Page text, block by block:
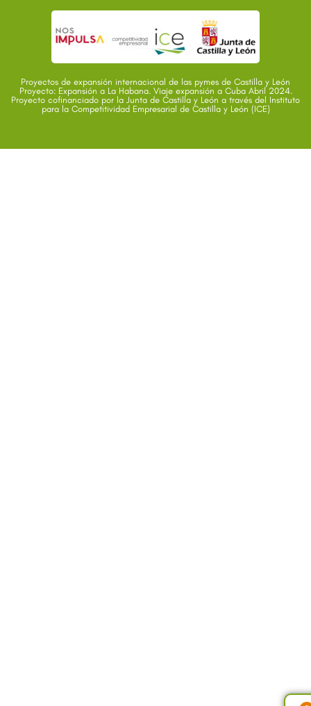
Proyectos de expansión internacional de las pymes de Castilla y León
Proyecto: Expansión a La Habana. Viaje expansión a Cuba Abril 2024.
Proyecto cofinanciado por la Junta de Castilla y León a través del Instituto
para la Competitividad Empresarial de Castilla y León (ICE)